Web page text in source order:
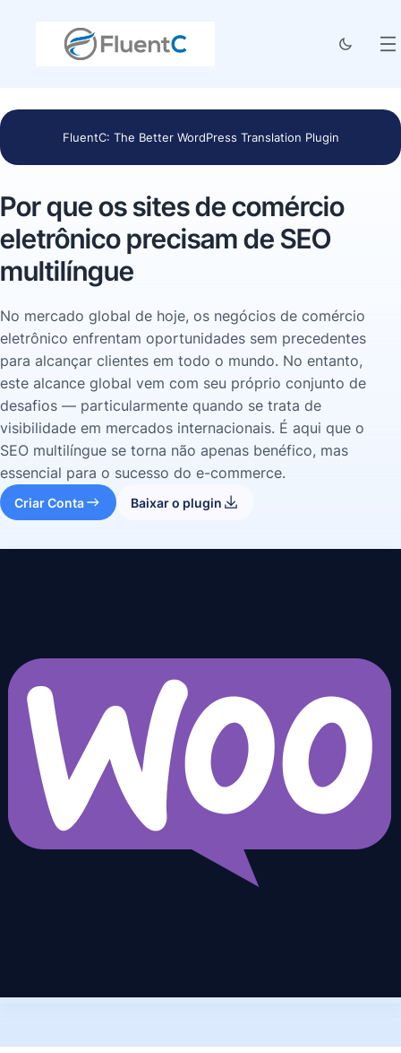
FluentC: The Better WordPress Translation Plugin
Por que os sites de comércio
eletrônico precisam de SEO
multilíngue
No mercado global de hoje, os negócios de comércio
eletrônico enfrentam oportunidades sem precedentes
para alcançar clientes em todo o mundo. No entanto,
este alcance global vem com seu próprio conjunto de
desafios — particularmente quando se trata de
visibilidade em mercados internacionais. É aqui que o
SEO multilíngue se torna não apenas benéfico, mas
essencial para o sucesso do e-commerce.
Criar Conta Baixar o plugin